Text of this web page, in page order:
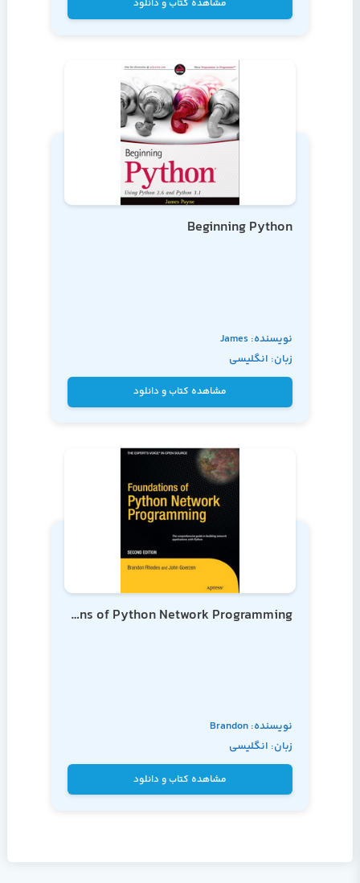
مشاهده کتاب و دانلود
Beginning Python
نویسنده: James
Payne
زبان: انگلیسی
مشاهده کتاب و دانلود
Foundations of Python Network Programming
نویسنده: Brandon
Rhodes John Goerzen
زبان: انگلیسی
مشاهده کتاب و دانلود